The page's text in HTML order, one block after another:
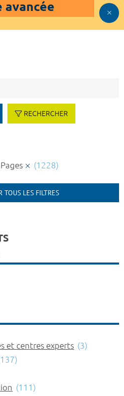
avancée
RECHERCHER
(1228)
TOUS LES FILTRES
et centres experts (3)
(111)